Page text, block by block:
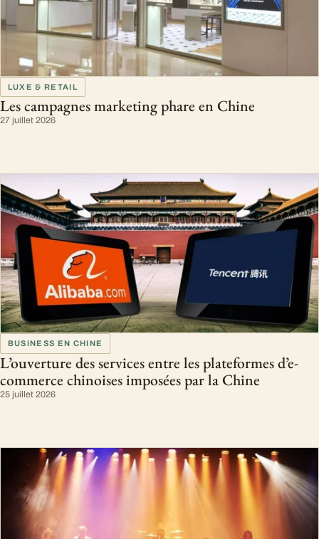
LUXE & RETAIL
Les campagnes marketing phare en Chine
27 juillet 2026
BUSINESS EN CHINE
L’ouverture des services entre les plateformes d’e-
commerce chinoises imposées par la Chine
25 juillet 2026